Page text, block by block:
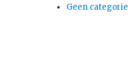
Geen categorie